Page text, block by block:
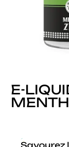
E-
Savourez